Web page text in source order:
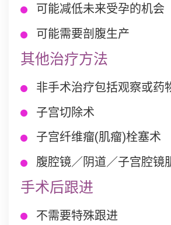
可能减低未来受孕的机会
可能需要剖腹生产
其他治疗方法
非手术治疗包括观察或药
子宫切除术
子宫纤维瘤(肌瘤)栓塞术
腹腔镜／阴道／子宫腔镜
手术后跟进
不需要特殊跟进